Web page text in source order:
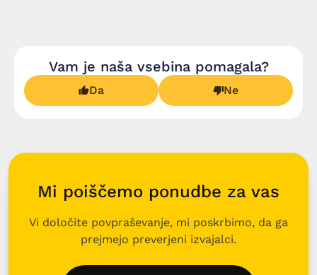
Vam je naša vsebina pomagala?
Da Ne
Mi poiščemo ponudbe za vas
Vi določite povpraševanje, mi poskrbimo, da ga
prejmejo preverjeni izvajalci.